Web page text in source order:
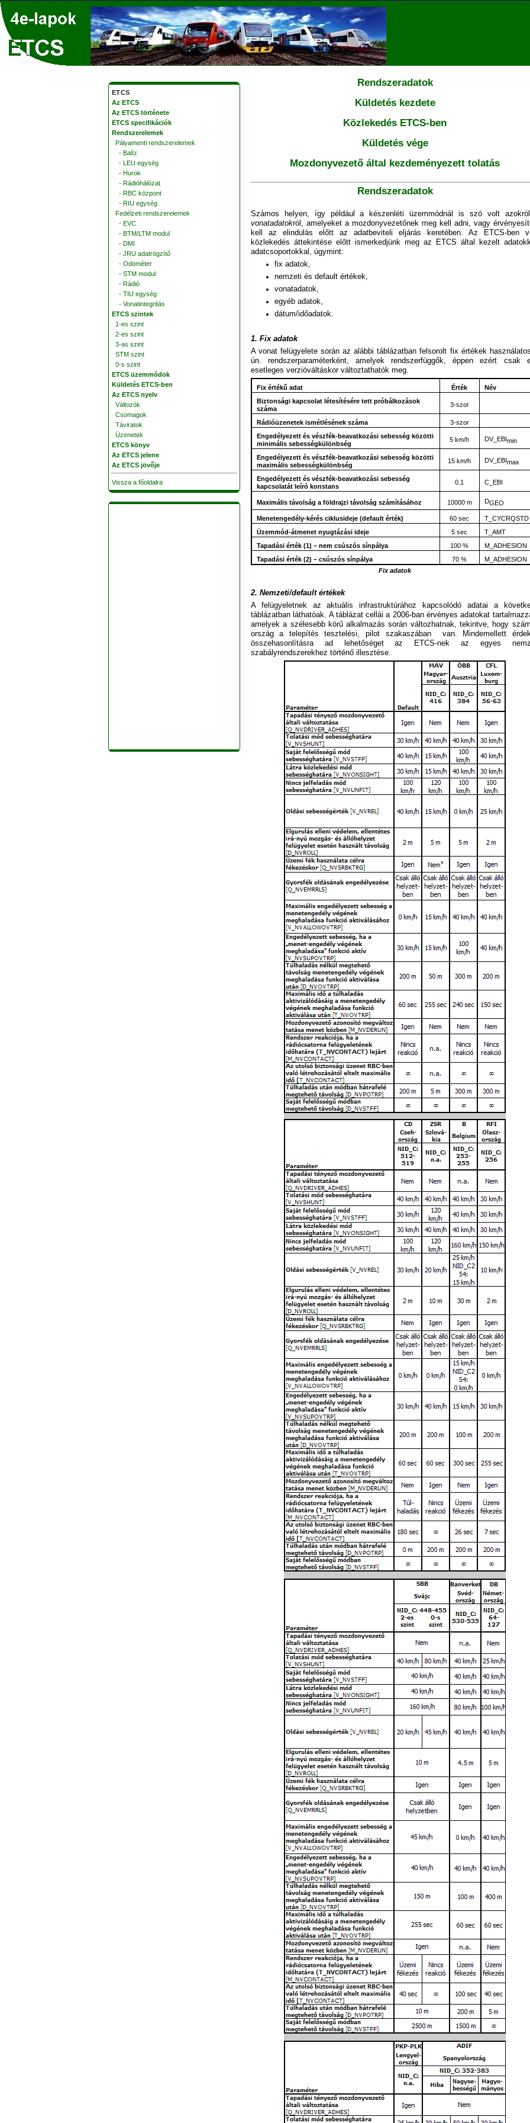
Rendszeradatok
Küldetés kezdete
Közlekedés ETCS-ben
Küldetés vége
Mozdonyvezető által kezdeményezett tolatás
Rendszeradatok
Számos helyen, így például a készenléti üzemmódnál is szó volt
vonatadatokról, amelyeket a mozdonyvezetőnek meg kell adni, vagy
kell az elindulás előtt az adatbeviteli eljárás keretében. Az ETCS-ben
közlekedés áttekintése előtt ismerkedjünk meg az ETCS által kezelt
adatcsoportokkal, úgymint:
fix adatok,
nemzeti és default értékek,
vonatadatok,
egyéb adatok,
dátum/időadatok.
1. Fix adatok
A vonat felügyelete során az alábbi táblázatban felsorolt fix értékek
ún. rendszerparaméterként, amelyek rendszerfüggők, éppen ezért csak
esetleges verzióváltáskor változtathatók meg.
Fix értékű adat Érték
Név
Biztonsági kapcsolat létesítésére tett próbálkozások
száma
3-szor
Rádióüzenetek ismétlésének száma
3-szor
Engedélyezett és vészfék-beavatkozási sebesség közötti
minimális sebességkülönbség
5 km/h DV_EBImin
Engedélyezett és vészfék-beavatkozási sebesség közötti
maximális sebességkülönbség
15 km/h DV_EBImax
Engedélyezett és vészfék-beavatkozási sebesség
kapcsolatát leíró konstans
0.1 C_EBI
Maximális távolság a földrajzi távolság számításához 10000 m DGEO
Menetengedély-kérés ciklusideje (default érték) 60 sec
T_CYCRQSTD
Üzemmód-átmenet nyugtázási ideje
5 sec
T_AMT
Tapadási érték (1) – nem csúszós sínpálya
100 %
M_ADHESION
Tapadási érték (2) – csúszós sínpálya
70 %
M_ADHESION
Fix adatok
2. Nemzeti/default értékek
A felügyeletnek az aktuális infrastruktúrához kapcsolódó adatai a
táblázatban láthatóak. A táblázat cellái a 2006-ban érvényes adatokat
amelyek a szélesebb körű alkalmazás során változhatnak, tekintve, hogy
ország a telepítés tesztelési, pilot szakaszában van. Mindemellett
összehasonlításra ad lehetőséget az ETCS-nek az egyes
szabályrendszerekhez történő illesztése.
ETCS
Az ETCS
Az ETCS története
ETCS specifikációk
Rendszerelemek
Pályamenti rendszerelemek
- Balíz
- LEU egység
- Hurok
- Rádióhálózat
- RBC központ
- RIU egység
Fedélzeti rendszerelemek
- EVC
- BTM/LTM modul
- DMI
- JRU adatrögzítő
- Odométer
- STM modul
- Rádió
- TIU egység
- Vonatintegritás
ETCS szintek
1-es szint
2-es szint
3-as szint
STM szint
0-s szint
ETCS üzemmódok
Küldetés ETCS-ben
Az ETCS nyelv
Változók
Csomagok
Táviratok
Üzenetek
ETCS könyv
Az ETCS jelene
Az ETCS jövője
Vissza a főoldalra